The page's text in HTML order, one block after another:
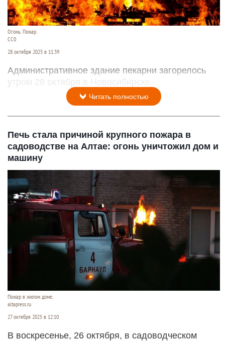
Огонь. Пожар.
CC0
28 октября 2025 в 11:39
Административное здание пекарни загорелось
утром 28 октября в Новосибирске.
Читать полностью
Печь стала причиной крупного пожара в
садоводстве на Алтае: огонь уничтожил дом и
машину
Пожар в жилом доме.
altapress.ru
27 октября 2025 в 12:10
В воскресенье, 26 октября, в садоводческом